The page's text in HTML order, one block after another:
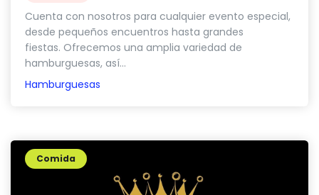
Cuenta con nosotros para cualquier evento especial,
desde pequeños encuentros hasta grandes
fiestas. Ofrecemos una amplia variedad de
hamburguesas, así...
Hamburguesas
Comida